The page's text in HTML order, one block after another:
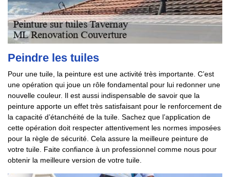
Peindre les tuiles
Pour une tuile, la peinture est une activité très importante. C’est
une opération qui joue un rôle fondamental pour lui redonner une
nouvelle couleur. Il est aussi indispensable de savoir que la
peinture apporte un effet très satisfaisant pour le renforcement de
la capacité d’étanchéité de la tuile. Sachez que l’application de
cette opération doit respecter attentivement les normes imposées
pour la règle de sécurité. Cela assure la meilleure peinture de
votre tuile. Faite confiance à un professionnel comme nous pour
obtenir la meilleure version de votre tuile.